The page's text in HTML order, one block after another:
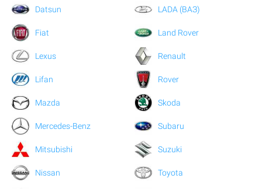
Datsun
Fiat
LADA (ВАЗ)
Land Rover
Lexus
Lifan
Mazda
Mercedes-Benz
Mitsubishi
Nissan
Renault
Rover
Skoda
Subaru
Suzuki
Toyota